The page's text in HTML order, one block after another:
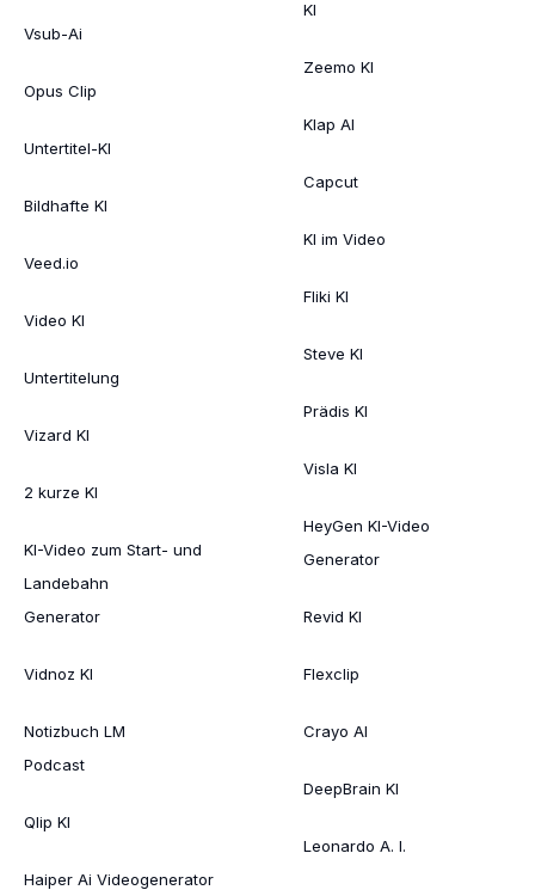
Vsub-Ai
Opus Clip
Untertitel-KI
Bildhafte KI
Veed.io
Video KI
Untertitelung
Vizard KI
2 kurze KI
KI-Video zum Start- und
Landebahn
Generator
Vidnoz KI
Notizbuch LM
Podcast
Qlip KI
Haiper Ai Videogenerator
KI
Zeemo KI
Klap AI
Capcut
KI im Video
Fliki KI
Steve KI
Prädis KI
Visla KI
HeyGen KI-Video
Generator
Revid KI
Flexclip
Crayo AI
DeepBrain KI
Leonardo A. I.